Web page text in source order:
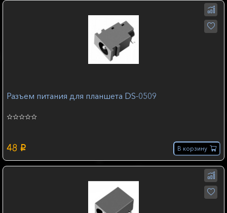
Разъем питания для планшета DS-0509
48 p В корзину